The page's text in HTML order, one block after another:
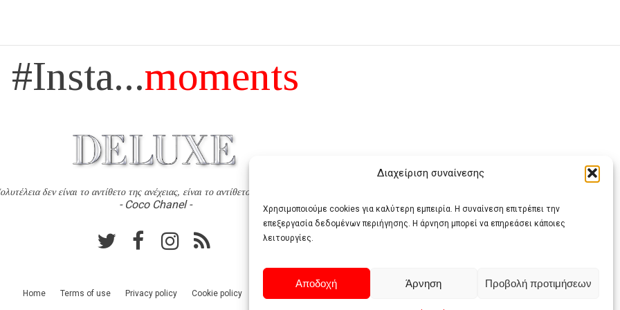
Διαχείριση συναίνεσης
Χρησιμοποιούμε cookies για καλύτερη εμπειρία. Η συναίνεση επιτρέπει την
επεξεργασία δεδομένων περιήγησης. Η άρνηση μπορεί να επηρεάσει κάποιες
λειτουργίες.
Αποδοχή Άρνηση Προβολή προτιμήσεων
#Insta...moments
δεν είναι το αντίθετο της ανέχειας, είναι το αντίθετο της χυδαιότητας
- Coco Chanel -
Home Terms of use Privacy policy Cookie policy